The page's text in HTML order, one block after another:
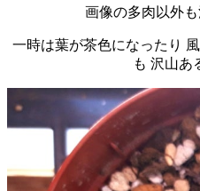
画像の多肉以外
一時は葉が茶色になったり
も 沢山あ